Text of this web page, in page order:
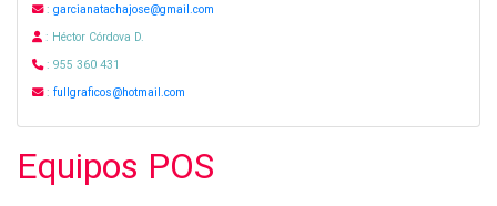
: garcianatachajose@gmail.com
: Héctor Córdova D.
: 955 360 431
: fullgraficos@hotmail.com
Equipos POS